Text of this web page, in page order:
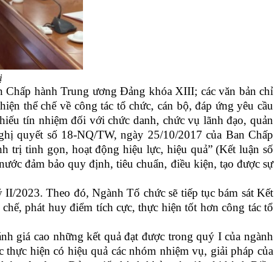
hành Trung ương Đảng khóa XIII; các văn bản chỉ
thể chế về công tác tổ chức, cán bộ, đáp ứng yêu cầu
tín nhiệm đối với chức danh, chức vụ lãnh đạo, quản
quyết số 18-NQ/TW, ngày 25/10/2017 của Ban Chấp
trị tinh gọn, hoạt động hiệu lực, hiệu quả” (Kết luận số
đảm bảo quy định, tiêu chuẩn, điều kiện, tạo được sự
2023. Theo đó, Ngành Tổ chức sẽ tiếp tục bám sát Kết
phát huy điểm tích cực, thực hiện tốt hơn công tác tổ
giá cao những kết quả đạt được trong quý I của ngành
hiện có hiệu quả các nhóm nhiệm vụ, giải pháp của